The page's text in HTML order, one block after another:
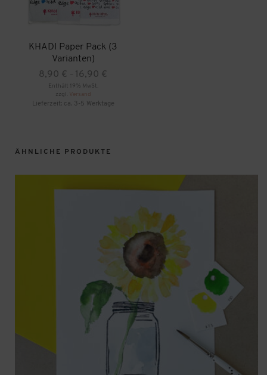
KHADI Paper Pack (3
Varianten)
8,90 € – 16,90 €
16,90 €
Enthält 19% MwSt.
zzgl. Versand
Lieferzeit: ca. 3-5 Werktage
mehrere
ÄHNLICHE PRODUKTE